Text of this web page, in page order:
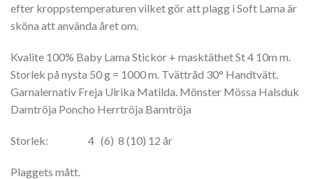
efter kroppstemperaturen vilket gör att plagg i Soft Lama är
sköna att använda året om.
Kvalite 100% Baby Lama Stickor + masktäthet St 4 10m m.
Storlek på nysta 50 g = 1000 m. Tvättråd 30° Handtvätt.
Garnalernativ Freja Ulrika Matilda. Mönster Mössa Halsduk
Damtröja Poncho Herrtröja Barntröja
Storlek: 4 (6) 8 (10) 12 år
Plaggets mått.